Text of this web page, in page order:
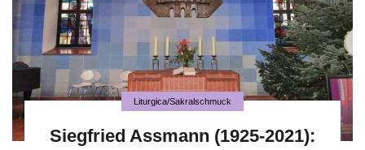
Liturgica/Sakralschmuck
Siegfried Assmann (1925-2021):